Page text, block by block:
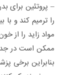
– پروتئین برای
را ترمیم کند و
مواد زاید را از
ممکن است در
بنابراین برخی